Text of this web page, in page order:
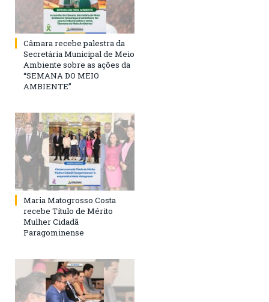
Câmara recebe palestra da
Secretária Municipal de Meio
Ambiente sobre as ações da
“SEMANA DO MEIO
AMBIENTE”
Maria Matogrosso Costa
recebe Título de Mérito
Mulher Cidadã
Paragominense